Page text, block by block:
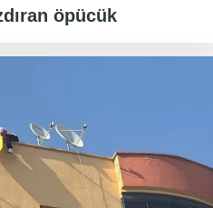
öpücük